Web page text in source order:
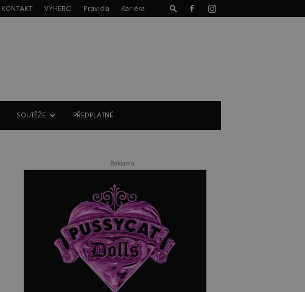
KONTAKT VÝHERCI Pravidla Kariéra
SOUTĚŽE PŘEDPLATNÉ
Reklama